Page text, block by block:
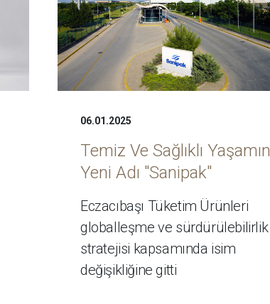
06.01.2025
Temiz Ve Sağlıklı Yaşamın
Yeni Adı "Sanipak"
Eczacıbaşı Tüketim Ürünleri
globalleşme ve sürdürülebilirlik
stratejisi kapsamında isim
değişikliğine gitti